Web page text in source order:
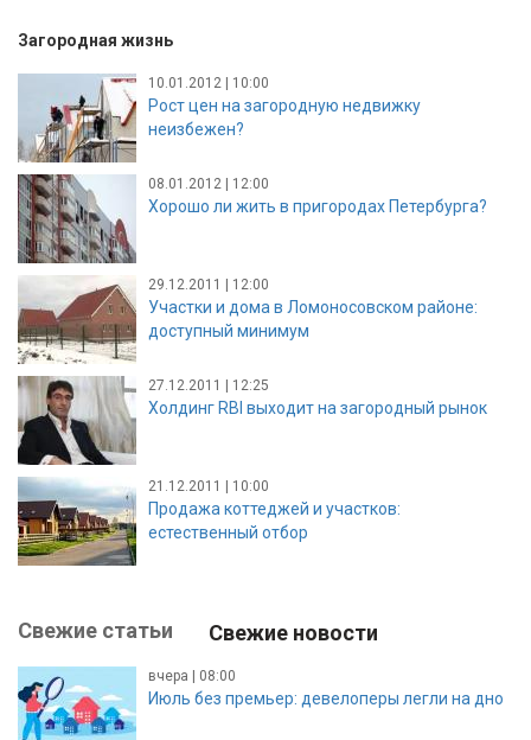
Загородная жизнь
10.01.2012 | 10:00
Рост цен на загородную недвижку
неизбежен?
08.01.2012 | 12:00
Хорошо ли жить в пригородах Петербурга?
29.12.2011 | 12:00
Участки и дома в Ломоносовском районе:
доступный минимум
27.12.2011 | 12:25
Холдинг RBI выходит на загородный рынок
21.12.2011 | 10:00
Продажа коттеджей и участков:
естественный отбор
Свежие статьи Свежие новости
вчера | 08:00
Июль без премьер: девелоперы легли на дно